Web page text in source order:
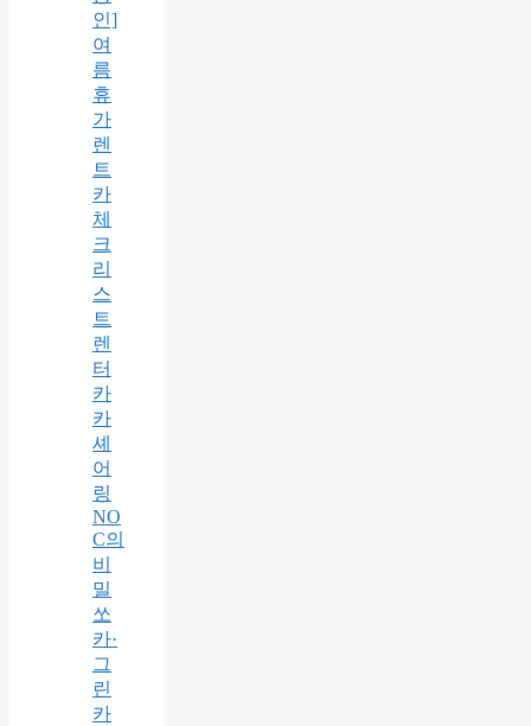
인]
여
름
휴
가
렌
트
카
체
크
리
스
트
렌
터
카
카
셰
어
링
NO
C의
비
밀
쏘
카·
그
린
카